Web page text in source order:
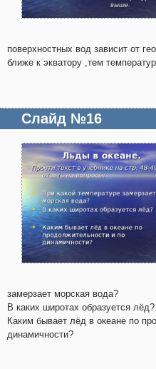
поверхностных вод зависит от
ближе к экватору ,тем
Слайд №16
замерзает морская вода?
В каких широтах образуется лёд?
Каким бывает лёд в океане по
динамичности?